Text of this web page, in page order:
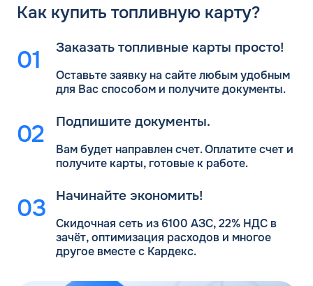
Как купить топливную карту?
Заказать топливные карты просто!
Оставьте заявку на сайте любым удобным
для Васспособом и получите документы.
Подпишите документы.
Вам будет направлен счет. Оплатите счет и
получите карты, готовые к работе.
Начинайте экономить!
Скидочная сеть из 6100 АЗС, 22% НДС в
зачёт, оптимизация расходов и многое
другое вместе с Кардекс.